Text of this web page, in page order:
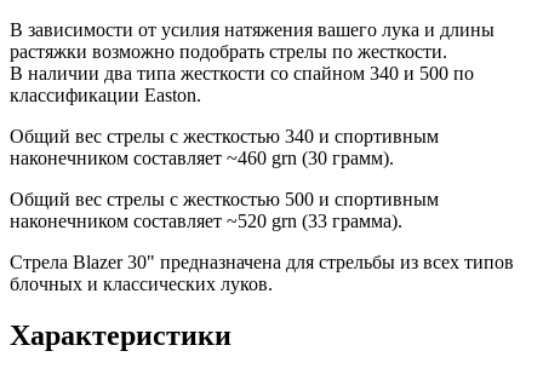
В зависимости от усилия натяжения вашего лука и длины
растяжки возможно подобрать стрелы по жесткости.
В наличии два типа жесткости со спайном 340 и 500 по
классификации Easton.
Общий вес стрелы с жесткостью 340 и спортивным
наконечником составляет ~460 grn (30 грамм).
Общий вес стрелы с жесткостью 500 и спортивным
наконечником составляет ~520 grn (33 грамма).
Стрела Blazer 30" предназначена для стрельбы из всех типов
блочных и классических луков.
Характеристики